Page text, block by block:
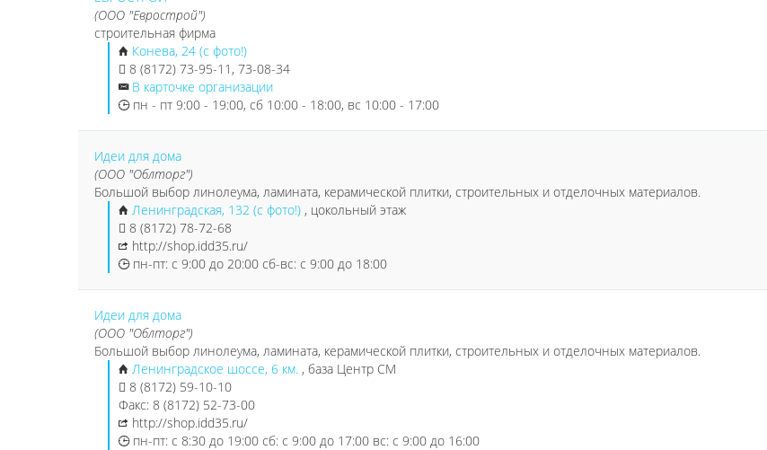
(ООО "Еврострой")
строительная фирма
Конева, 24 (с фото!)
8 (8172) 73-95-11, 73-08-34
В карточке организации
пн - пт 9:00 - 19:00, сб 10:00 - 18:00, вс 10:00 - 17:00
Идеи для дома
(ООО "Облторг")
Большой выбор линолеума, ламината, керамической плитки, строительных и отделочных материалов.
Ленинградская, 132 (с фото!) , цокольный этаж
8 (8172) 78-72-68
http://shop.idd35.ru/
пн-пт: с 9:00 до 20:00 сб-вс: с 9:00 до 18:00
Идеи для дома
(ООО "Облторг")
Большой выбор линолеума, ламината, керамической плитки, строительных и отделочных материалов.
Ленинградское шоссе, 6 км. , база Центр СМ
8 (8172) 59-10-10
Факс: 8 (8172) 52-73-00
http://shop.idd35.ru/
пн-пт: с 8:30 до 19:00 сб: с 9:00 до 17:00 вс: с 9:00 до 16:00